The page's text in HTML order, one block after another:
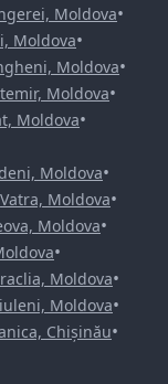
Moldova•
Moldova•
Moldova•
Moldova•
Moldova•
Moldova•
Vatra, Moldova•
Moldova•
•
Moldova•
Moldova•
Chișinău•